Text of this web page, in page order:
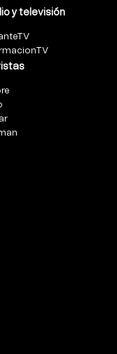
y televisión